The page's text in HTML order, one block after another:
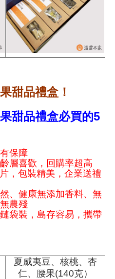
果甜品禮盒！
甜品禮盒必買的5
保障
層喜歡，回購率超高
，包裝精美，企業送禮
、健康無添加香料、無
農殘
袋裝，島存容易，攜帶
夏威夷豆、核桃、杏
仁、腰果(140克）